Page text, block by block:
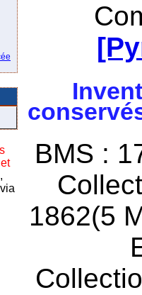
BMS :
1862(5